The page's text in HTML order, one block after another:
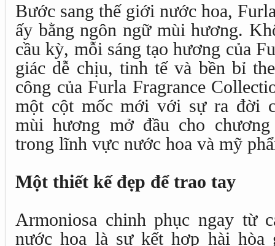
Bước sang thế giới nước hoa,
ấy bằng ngôn ngữ mùi hương.
cầu kỳ, mỗi sáng tạo hương của
giác dễ chịu, tinh tế và bền bỉ
công của Furla Fragrance
một cột mốc mới với sự ra đời
mùi hương mở đầu cho
trong lĩnh vực nước hoa và mỹ
Một thiết kế đẹp để trao tay
Armoniosa chinh phục ngay từ
nước hoa là sự kết hợp hài hòa